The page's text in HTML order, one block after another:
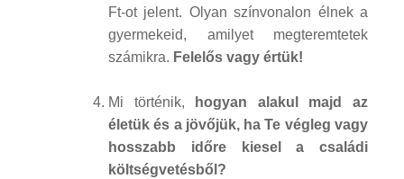
Ft-ot jelent. Olyan színvonalon élnek a
gyermekeid, amilyet megteremtetek
számikra. Felelős vagy értük!
Mi történik,
hogyan alakul majd az
életük és a jövőjük, ha Te végleg vagy
hosszabb időre kiesel a családi
költségvetésből?